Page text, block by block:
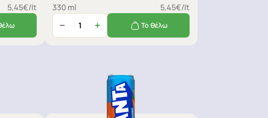
5,45€/lt 330 ml 5,45€/lt
Το θέλω